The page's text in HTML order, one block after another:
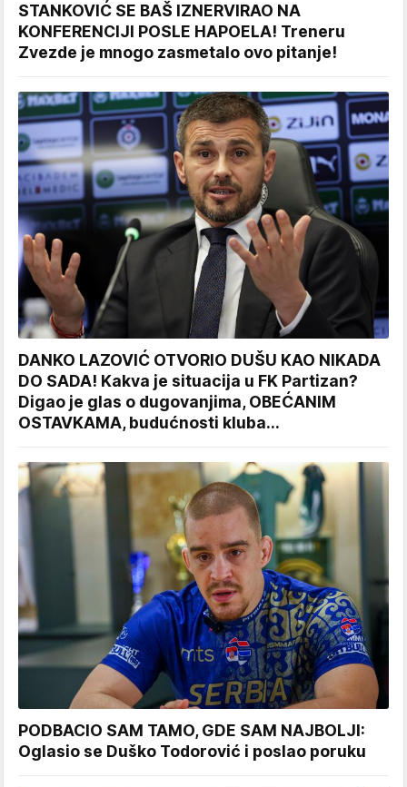
STANKOVIĆ SE BAŠ IZNERVIRAO NA
KONFERENCIJI POSLE HAPOELA! Treneru
Zvezde je mnogo zasmetalo ovo pitanje!
DANKO LAZOVIĆ OTVORIO DUŠU KAO NIKADA
DO SADA! Kakva je situacija u FK Partizan?
Digao je glas o dugovanjima, OBEĆANIM
OSTAVKAMA, budućnosti kluba...
PODBACIO SAM TAMO, GDE SAM NAJBOLJI:
Oglasio se Duško Todorović i poslao poruku